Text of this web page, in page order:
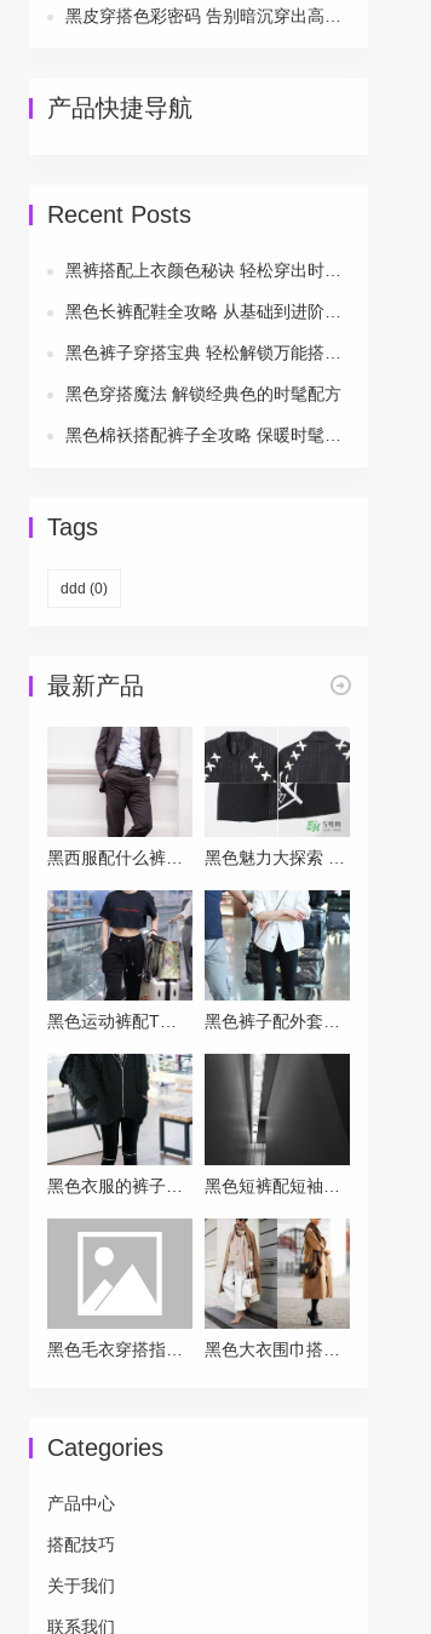
产品快捷导航
Recent Posts
黑色穿搭魔法 解锁经典色的时髦配方
Tags
ddd (0)
最新产品
黑色运动裤配T恤穿搭指南让你秒变潮流达人 黑色裤子配外套万能公式 穿对一件时髦一整季
Categories
产品中心
搭配技巧
关于我们
联系我们